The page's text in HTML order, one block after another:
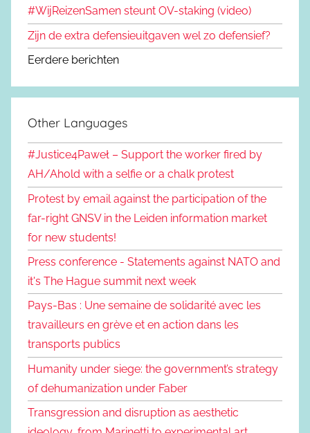
#WijReizenSamen steunt OV-staking (video)
Zijn de extra defensieuitgaven wel zo defensief?
Eerdere berichten
Other Languages
#Justice4Paweł – Support the worker fired by
AH/Ahold with a selfie or a chalk protest
Protest by email against the participation of the
far-right GNSV in the Leiden information market
for new students!
Press conference - Statements against NATO and
it's The Hague summit next week
Pays-Bas : Une semaine de solidarité avec les
travailleurs en grève et en action dans les
transports publics
Humanity under siege: the government’s strategy
of dehumanization under Faber
Transgression and disruption as aesthetic